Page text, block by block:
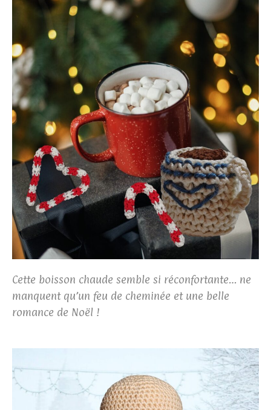
Cette boisson chaude semble si réconfortante… ne
manquent qu’un feu de cheminée et une belle
romance de Noël !